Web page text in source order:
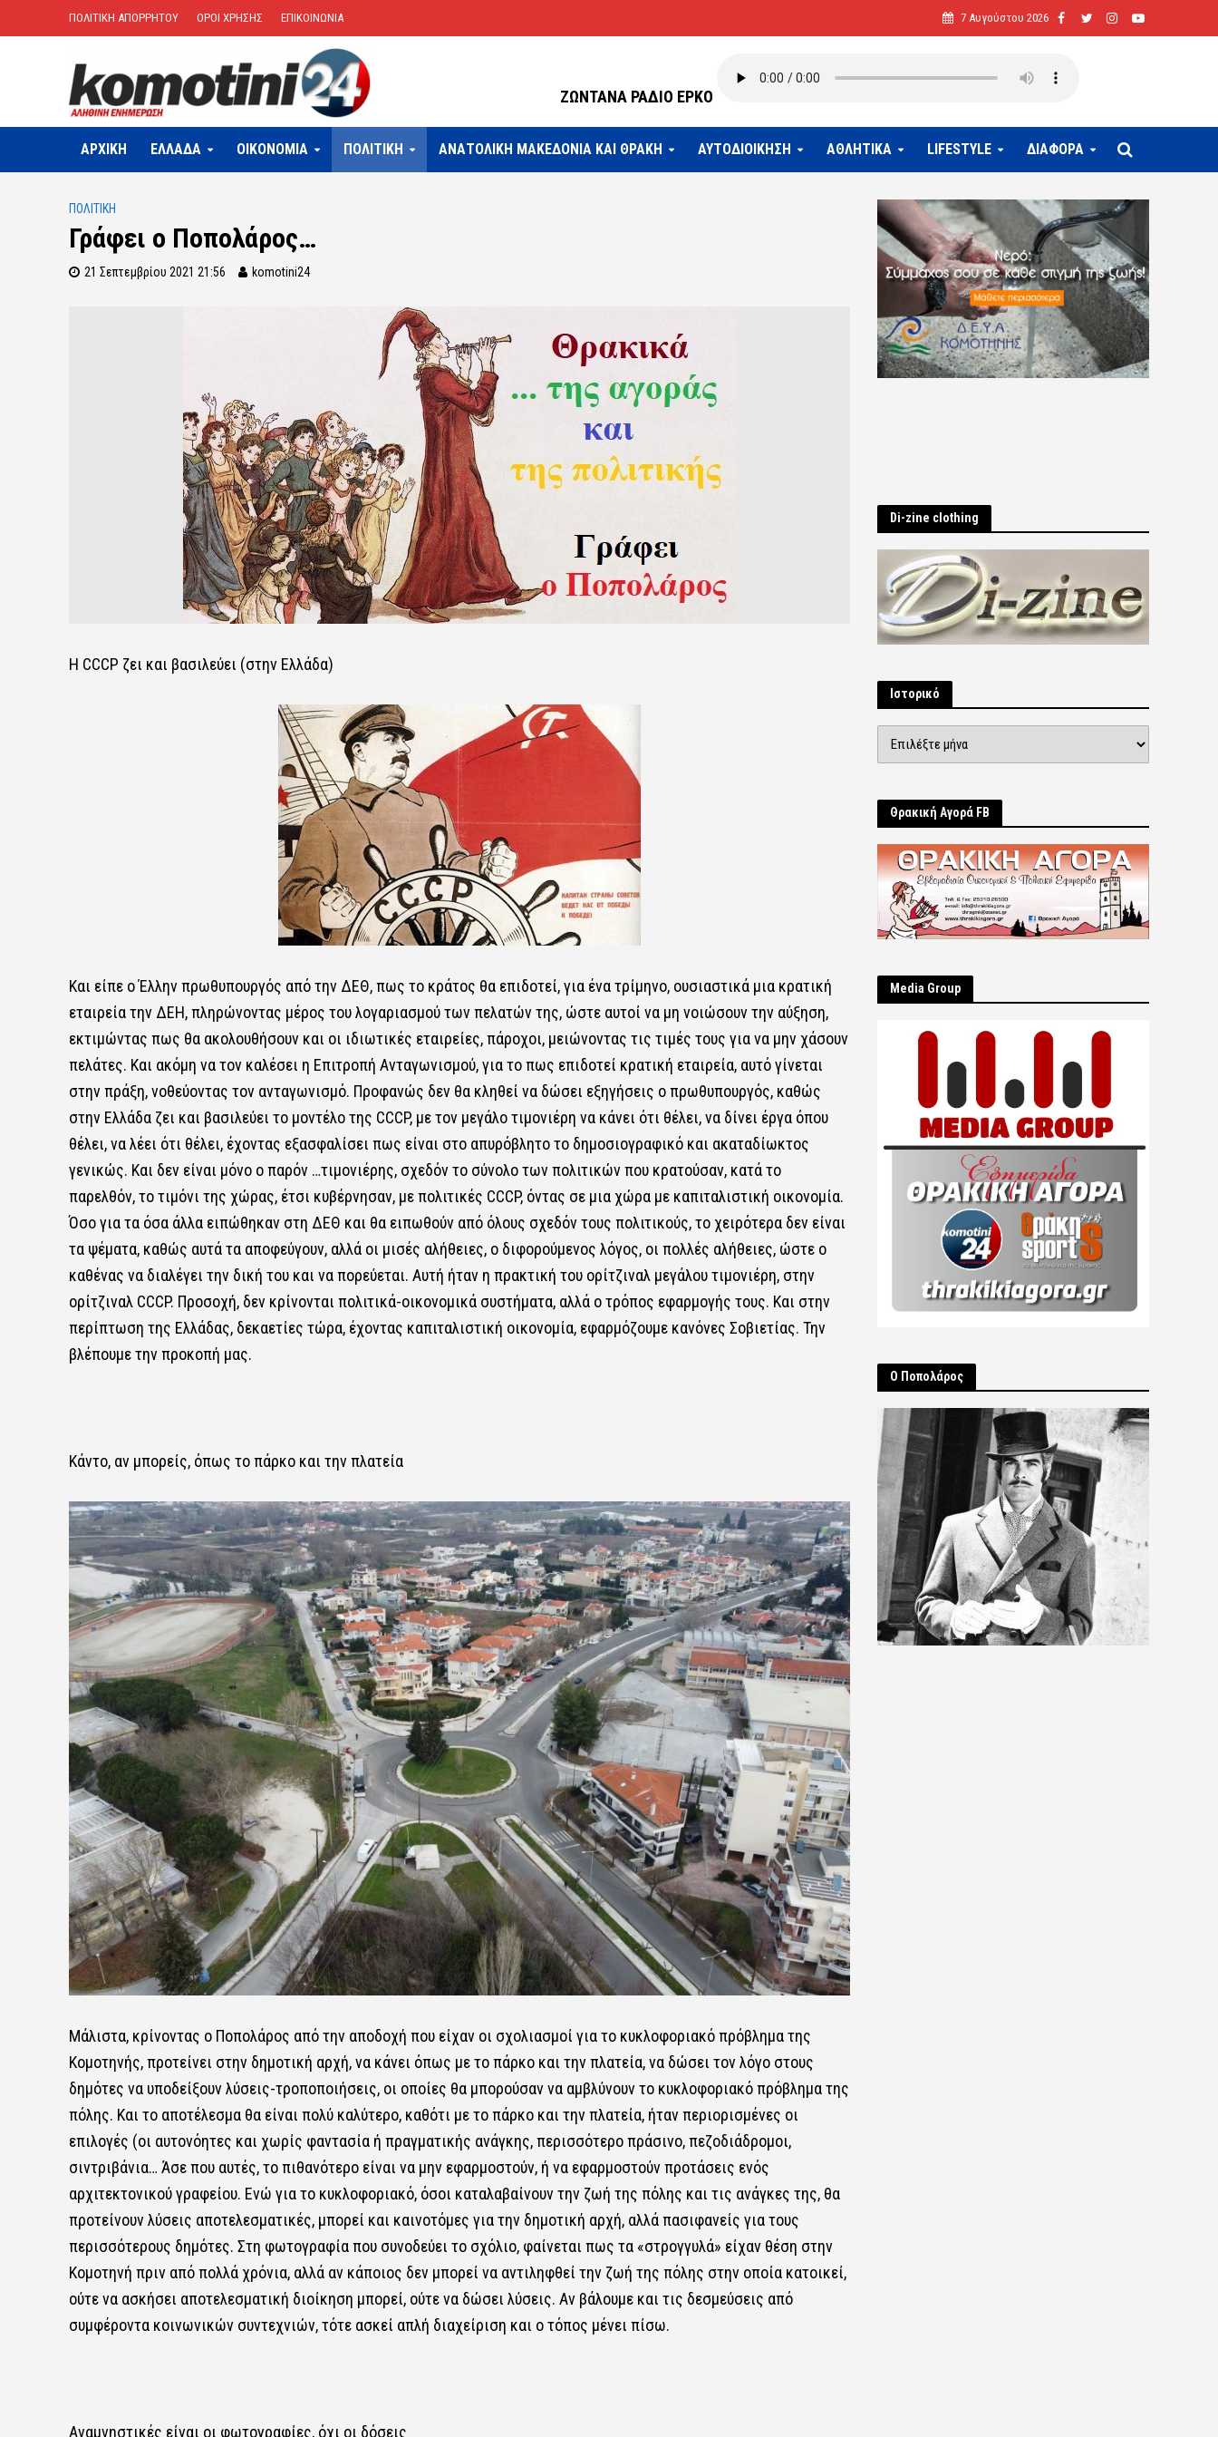
ΠΟΛΙΤΙΚΗ ΑΠΟΡΡΗΤΟΥ ΟΡΟΙ ΧΡΗΣΗΣ ΕΠΙΚΟΙΝΩΝΙΑ 7 Αυγούστου 2026
ΖΩΝΤΑΝΑ ΡΑΔΙΟ ΕΡΚΟ
ΑΡΧΙΚΗ ΕΛΛΑΔΑ OIKONOMIA ΠΟΛΙΤΙΚΗ ΑΝΑΤΟΛΙΚΗ ΜΑΚΕΔΟΝΙΑ ΚΑΙ ΘΡΑΚΗ ΑΥΤΟΔΙΟΙΚΗΣΗ ΑΘΛΗΤΙΚΑ LIFESTYLE ΔΙΑΦΟΡΑ
ΠΟΛΙΤΙΚΗ
Γράφει ο Ποπολάρος…
21 Σεπτεμβρίου 2021 21:56 komotini24
Η CCCP ζει και βασιλεύει (στην Ελλάδα)
Και είπε ο Έλλην πρωθυπουργός από την ΔΕΘ, πως το κράτος θα επιδοτεί, για ένα τρίμηνο, ουσιαστικά μια κρατική
εταιρεία την ΔΕΗ, πληρώνοντας μέρος του λογαριασμού των πελατών της, ώστε αυτοί να μη νοιώσουν την αύξηση,
εκτιμώντας πως θα ακολουθήσουν και οι ιδιωτικές εταιρείες, πάροχοι, μειώνοντας τις τιμές τους για να μην χάσουν
πελάτες. Και ακόμη να τον καλέσει η Επιτροπή Ανταγωνισμού, για το πως επιδοτεί κρατική εταιρεία, αυτό γίνεται
στην πράξη, νοθεύοντας τον ανταγωνισμό. Προφανώς δεν θα κληθεί να δώσει εξηγήσεις ο πρωθυπουργός, καθώς
στην Ελλάδα ζει και βασιλεύει το μοντέλο της CCCP, με τον μεγάλο τιμονιέρη να κάνει ότι θέλει, να δίνει έργα όπου
θέλει, να λέει ότι θέλει, έχοντας εξασφαλίσει πως είναι στο απυρόβλητο το δημοσιογραφικό και ακαταδίωκτος
γενικώς. Και δεν είναι μόνο ο παρόν …τιμονιέρης, σχεδόν το σύνολο των πολιτικών που κρατούσαν, κατά το
παρελθόν, το τιμόνι της χώρας, έτσι κυβέρνησαν, με πολιτικές CCCP, όντας σε μια χώρα με καπιταλιστική οικονομία.
Όσο για τα όσα άλλα ειπώθηκαν στη ΔΕΘ και θα ειπωθούν από όλους σχεδόν τους πολιτικούς, το χειρότερα δεν είναι
τα ψέματα, καθώς αυτά τα αποφεύγουν, αλλά οι μισές αλήθειες, ο διφορούμενος λόγος, οι πολλές αλήθειες, ώστε ο
καθένας να διαλέγει την δική του και να πορεύεται. Αυτή ήταν η πρακτική του ορίτζιναλ μεγάλου τιμονιέρη, στην
ορίτζιναλ CCCP. Προσοχή, δεν κρίνονται πολιτικά-οικονομικά συστήματα, αλλά ο τρόπος εφαρμογής τους. Και στην
περίπτωση της Ελλάδας, δεκαετίες τώρα, έχοντας καπιταλιστική οικονομία, εφαρμόζουμε κανόνες Σοβιετίας. Την
βλέπουμε την προκοπή μας.
Κάντο, αν μπορείς, όπως το πάρκο και την πλατεία
Μάλιστα, κρίνοντας ο Ποπολάρος από την αποδοχή που είχαν οι σχολιασμοί για το κυκλοφοριακό πρόβλημα της
Κομοτηνής, προτείνει στην δημοτική αρχή, να κάνει όπως με το πάρκο και την πλατεία, να δώσει τον λόγο στους
δημότες να υποδείξουν λύσεις-τροποποιήσεις, οι οποίες θα μπορούσαν να αμβλύνουν το κυκλοφοριακό πρόβλημα της
πόλης. Και το αποτέλεσμα θα είναι πολύ καλύτερο, καθότι με το πάρκο και την πλατεία, ήταν περιορισμένες οι
επιλογές (οι αυτονόητες και χωρίς φαντασία ή πραγματικής ανάγκης, περισσότερο πράσινο, πεζοδιάδρομοι,
σιντριβάνια… Άσε που αυτές, το πιθανότερο είναι να μην εφαρμοστούν, ή να εφαρμοστούν προτάσεις ενός
αρχιτεκτονικού γραφείου. Ενώ για το κυκλοφοριακό, όσοι καταλαβαίνουν την ζωή της πόλης και τις ανάγκες της, θα
προτείνουν λύσεις αποτελεσματικές, μπορεί και καινοτόμες για την δημοτική αρχή, αλλά πασιφανείς για τους
περισσότερους δημότες. Στη φωτογραφία που συνοδεύει το σχόλιο, φαίνεται πως τα «στρογγυλά» είχαν θέση στην
Κομοτηνή πριν από πολλά χρόνια, αλλά αν κάποιος δεν μπορεί να αντιληφθεί την ζωή της πόλης στην οποία κατοικεί,
ούτε να ασκήσει αποτελεσματική διοίκηση μπορεί, ούτε να δώσει λύσεις. Αν βάλουμε και τις δεσμεύσεις από
συμφέροντα κοινωνικών συντεχνιών, τότε ασκεί απλή διαχείριση και ο τόπος μένει πίσω.
Αναμνηστικές είναι οι φωτογραφίες, όχι οι δόσεις
Di-zine clothing
Ιστορικό
Θρακική Αγορά FB
Μedia Group
Ο Ποπολάρος